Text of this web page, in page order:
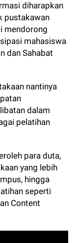
diharapkan
pustakawan
mendorong
mahasiswa
dan Sahabat
nantinya
dalam
pelatihan
para duta,
yang lebih
hingga
seperti
Content